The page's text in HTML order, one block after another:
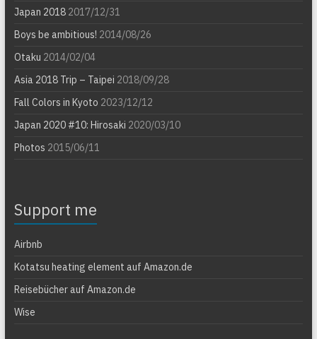
Japan 20182017/12/31
Boys be ambitious! 2014/08/26
Otaku 2014/02/04
Asia 2018 Trip – Taipei 2018/09/28
Fall Colors in Kyoto 2023/12/12
Japan 2020 #10: Hirosaki 2020/03/10
Photos 2015/06/11
Support me
Airbnb
Kotatsu heating element auf Amazon.de
Reisebücher auf Amazon.de
Wise